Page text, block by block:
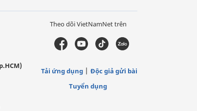
Theo dõi VietNamNet trên
Tải ứng dụng
Độc giả gửi bài
Tuyển dụng